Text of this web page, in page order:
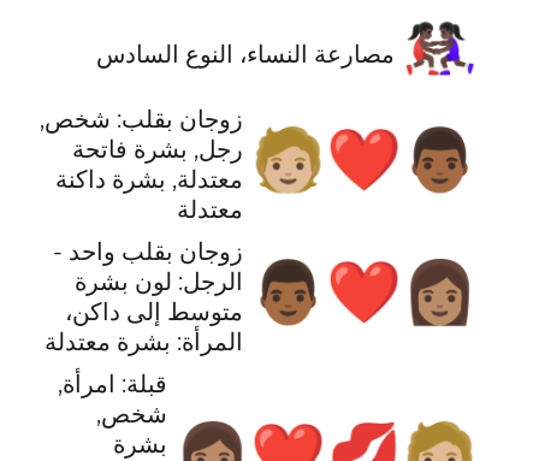
🤼🏿‍♀️ مصارعة النساء، النوع السادس
🧑🏼‍❤️‍👨🏾
زوجان بقلب: شخص,
رجل, بشرة فاتحة
معتدلة, بشرة داكنة
معتدلة
👨🏾‍❤️‍👩🏽
زوجان بقلب واحد -
الرجل: لون بشرة
متوسط إلى داكن،
المرأة: بشرة معتدلة
قبلة: امرأة,
شخص,
بشرة